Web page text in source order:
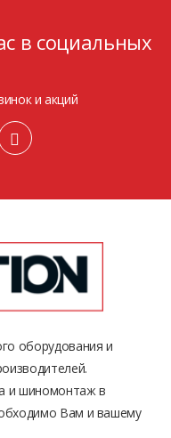
в социальных
и акций
оборудования и
и шиномонтаж в
Вам и вашему